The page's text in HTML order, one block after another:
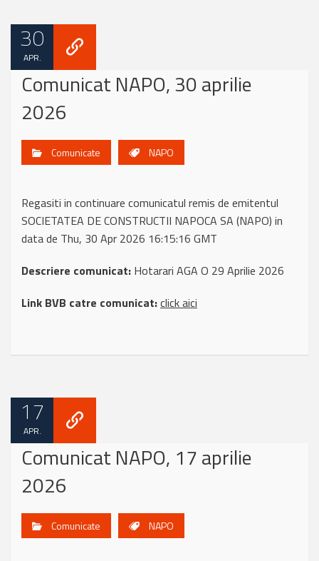
30
APR.
Comunicat NAPO, 30 aprilie
2026
Comunicate NAPO
Regasiti in continuare comunicatul remis de emitentul
SOCIETATEA DE CONSTRUCTII NAPOCA SA (NAPO) in
data de Thu, 30 Apr 2026 16:15:16 GMT
Descriere comunicat: Hotarari AGA O 29 Aprilie 2026
Link BVB catre comunicat:click aici
17
APR.
Comunicat NAPO, 17 aprilie
2026
Comunicate NAPO